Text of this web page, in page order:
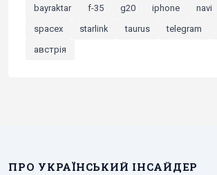
bayraktar f-35 g20 iphone navi
spacex
starlink taurus telegram
австрія
ПРО УКРАЇНСЬКИЙ ІНСАЙДЕР